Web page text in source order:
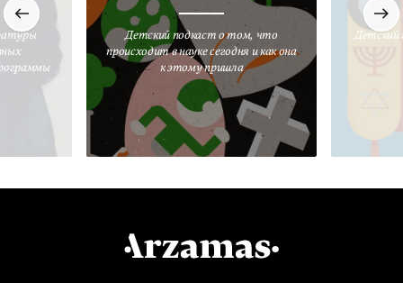
Детский подкаст о том, что
происходит в науке сегодня и как она
к этому пришла
Детский